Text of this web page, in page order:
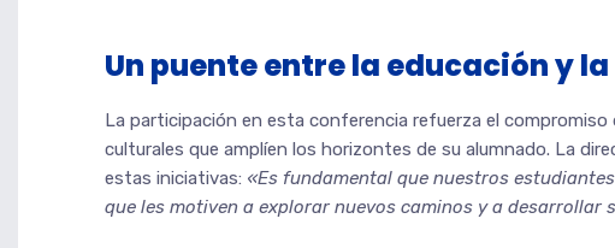
Un puente entre la educación y
La participación en esta conferencia refuerza el compromiso
culturales que amplíen los horizontes de su alumnado. La
estas iniciativas: «Es fundamental que nuestros
que les motiven a explorar nuevos caminos y a desarrollar